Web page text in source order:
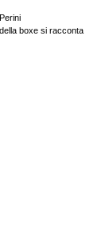
boxe si racconta